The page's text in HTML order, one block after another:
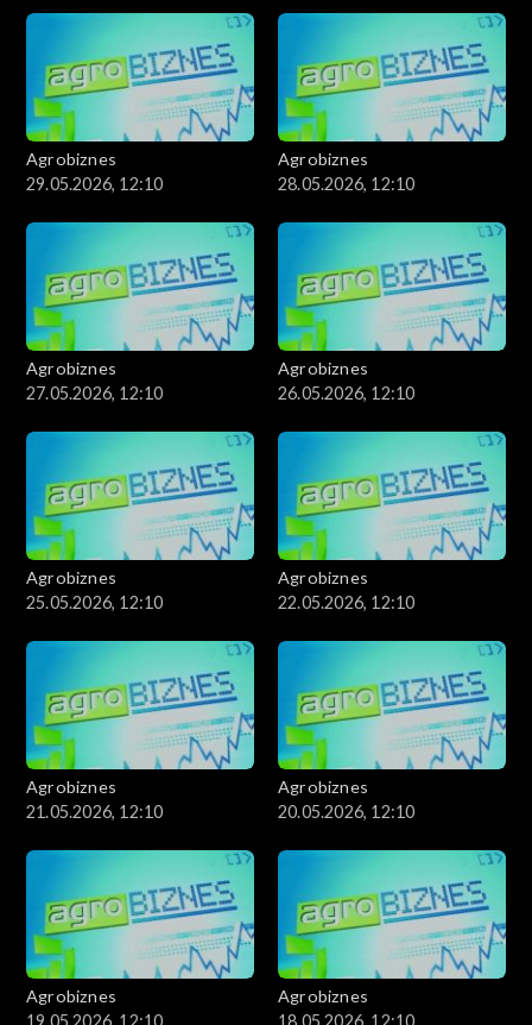
Agrobiznes
29.05.2026, 12:10
Agrobiznes
28.05.2026, 12:10
Agrobiznes
27.05.2026, 12:10
Agrobiznes
26.05.2026, 12:10
Agrobiznes
25.05.2026, 12:10
Agrobiznes
22.05.2026, 12:10
Agrobiznes
21.05.2026, 12:10
Agrobiznes
20.05.2026, 12:10
Agrobiznes
19.05.2026, 12:10
Agrobiznes
18.05.2026, 12:10